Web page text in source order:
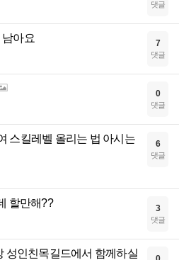
댓글
아요 7
댓글
0
댓글
스킬레벨 올리는 법 아시는
6
댓글
할만해?? 3
댓글
성인친목길드에서 함께하실